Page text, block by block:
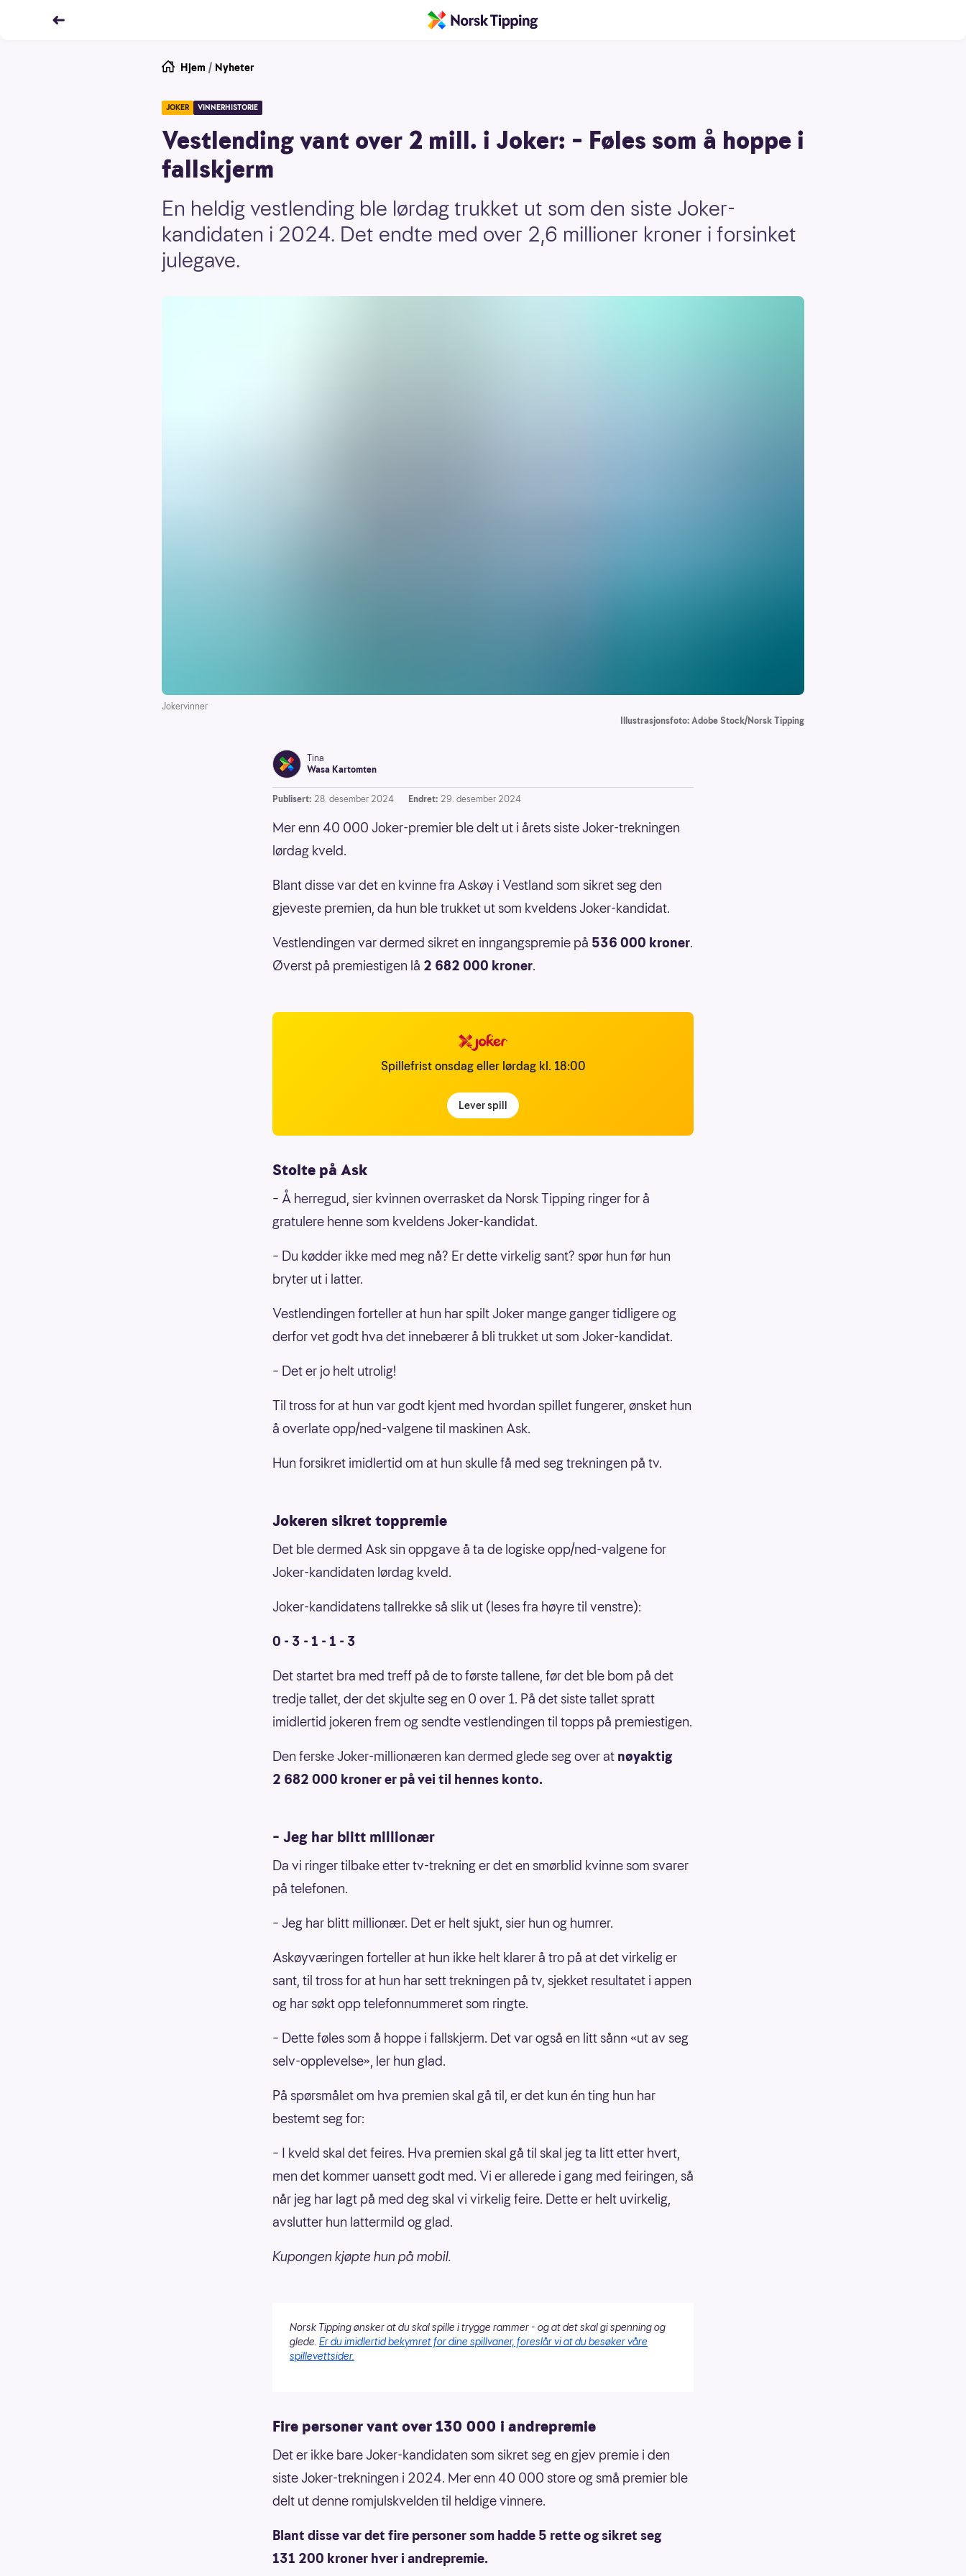
Hjem / Nyheter
JOKER VINNERHISTORIE
Vestlending vant over 2 mill. i Joker: – Føles som å hoppe i
fallskjerm
En heldig vestlending ble lørdag trukket ut som den siste Joker-
kandidaten i 2024. Det endte med over 2,6 millioner kroner i forsinket
julegave.
Jokervinner
Illustrasjonsfoto: Adobe Stock/Norsk Tipping
Tina
Wasa Kartomten
Publisert: 28. desember 2024 Endret: 29. desember 2024
Mer enn 40 000 Joker-premier ble delt ut i årets siste Joker-trekningen
lørdag kveld.
Blant disse var det en kvinne fra Askøy i Vestland som sikret seg den
gjeveste premien, da hun ble trukket ut som kveldens Joker-kandidat.
Vestlendingen var dermed sikret en inngangspremie på 536 000 kroner.
Øverst på premiestigen lå 2 682 000 kroner.
Spillefrist onsdag eller lørdag kl. 18:00
Lever spill
Stolte på Ask
– Å herregud, sier kvinnen overrasket da Norsk Tipping ringer for å
gratulere henne som kveldens Joker-kandidat.
– Du kødder ikke med meg nå? Er dette virkelig sant? spør hun før hun
bryter ut i latter.
Vestlendingen forteller at hun har spilt Joker mange ganger tidligere og
derfor vet godt hva det innebærer å bli trukket ut som Joker-kandidat.
– Det er jo helt utrolig!
Til tross for at hun var godt kjent med hvordan spillet fungerer, ønsket hun
å overlate opp/ned-valgene til maskinen Ask.
Hun forsikret imidlertid om at hun skulle få med seg trekningen på tv.
Jokeren sikret toppremie
Det ble dermed Ask sin oppgave å ta de logiske opp/ned-valgene for
Joker-kandidaten lørdag kveld.
Joker-kandidatens tallrekke så slik ut (leses fra høyre til venstre):
0 - 3 - 1 - 1 - 3
Det startet bra med treff på de to første tallene, før det ble bom på det
tredje tallet, der det skjulte seg en 0 over 1. På det siste tallet spratt
imidlertid jokeren frem og sendte vestlendingen til topps på premiestigen.
Den ferske Joker-millionæren kan dermed glede seg over at nøyaktig
2 682 000 kroner er på vei til hennes konto.
– Jeg har blitt millionær
Da vi ringer tilbake etter tv-trekning er det en smørblid kvinne som svarer
på telefonen.
– Jeg har blitt millionær. Det er helt sjukt, sier hun og humrer.
Askøyværingen forteller at hun ikke helt klarer å tro på at det virkelig er
sant, til tross for at hun har sett trekningen på tv, sjekket resultatet i appen
og har søkt opp telefonnummeret som ringte.
– Dette føles som å hoppe i fallskjerm. Det var også en litt sånn «ut av seg
selv-opplevelse», ler hun glad.
På spørsmålet om hva premien skal gå til, er det kun én ting hun har
bestemt seg for:
– I kveld skal det feires. Hva premien skal gå til skal jeg ta litt etter hvert,
men det kommer uansett godt med. Vi er allerede i gang med feiringen, så
når jeg har lagt på med deg skal vi virkelig feire. Dette er helt uvirkelig,
avslutter hun lattermild og glad.
Kupongen kjøpte hun på mobil.
Norsk Tipping ønsker at du skal spille i trygge rammer - og at det skal gi spenning og
glede. Er du imidlertid bekymret for dine spillvaner, foreslår vi at du besøker våre
spillevettsider.
Fire personer vant over 130 000 i andrepremie
Det er ikke bare Joker-kandidaten som sikret seg en gjev premie i den
siste Joker-trekningen i 2024. Mer enn 40 000 store og små premier ble
delt ut denne romjulskvelden til heldige vinnere.
Blant disse var det fire personer som hadde 5 rette og sikret seg
131 200 kroner hver i andrepremie.